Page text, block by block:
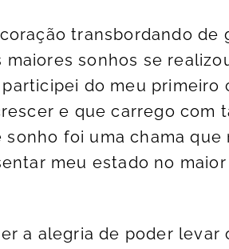
transbordando de
sonhos se
do meu primeiro
e que carrego com
foi uma chama que
meu estado no
a alegria de poder levar